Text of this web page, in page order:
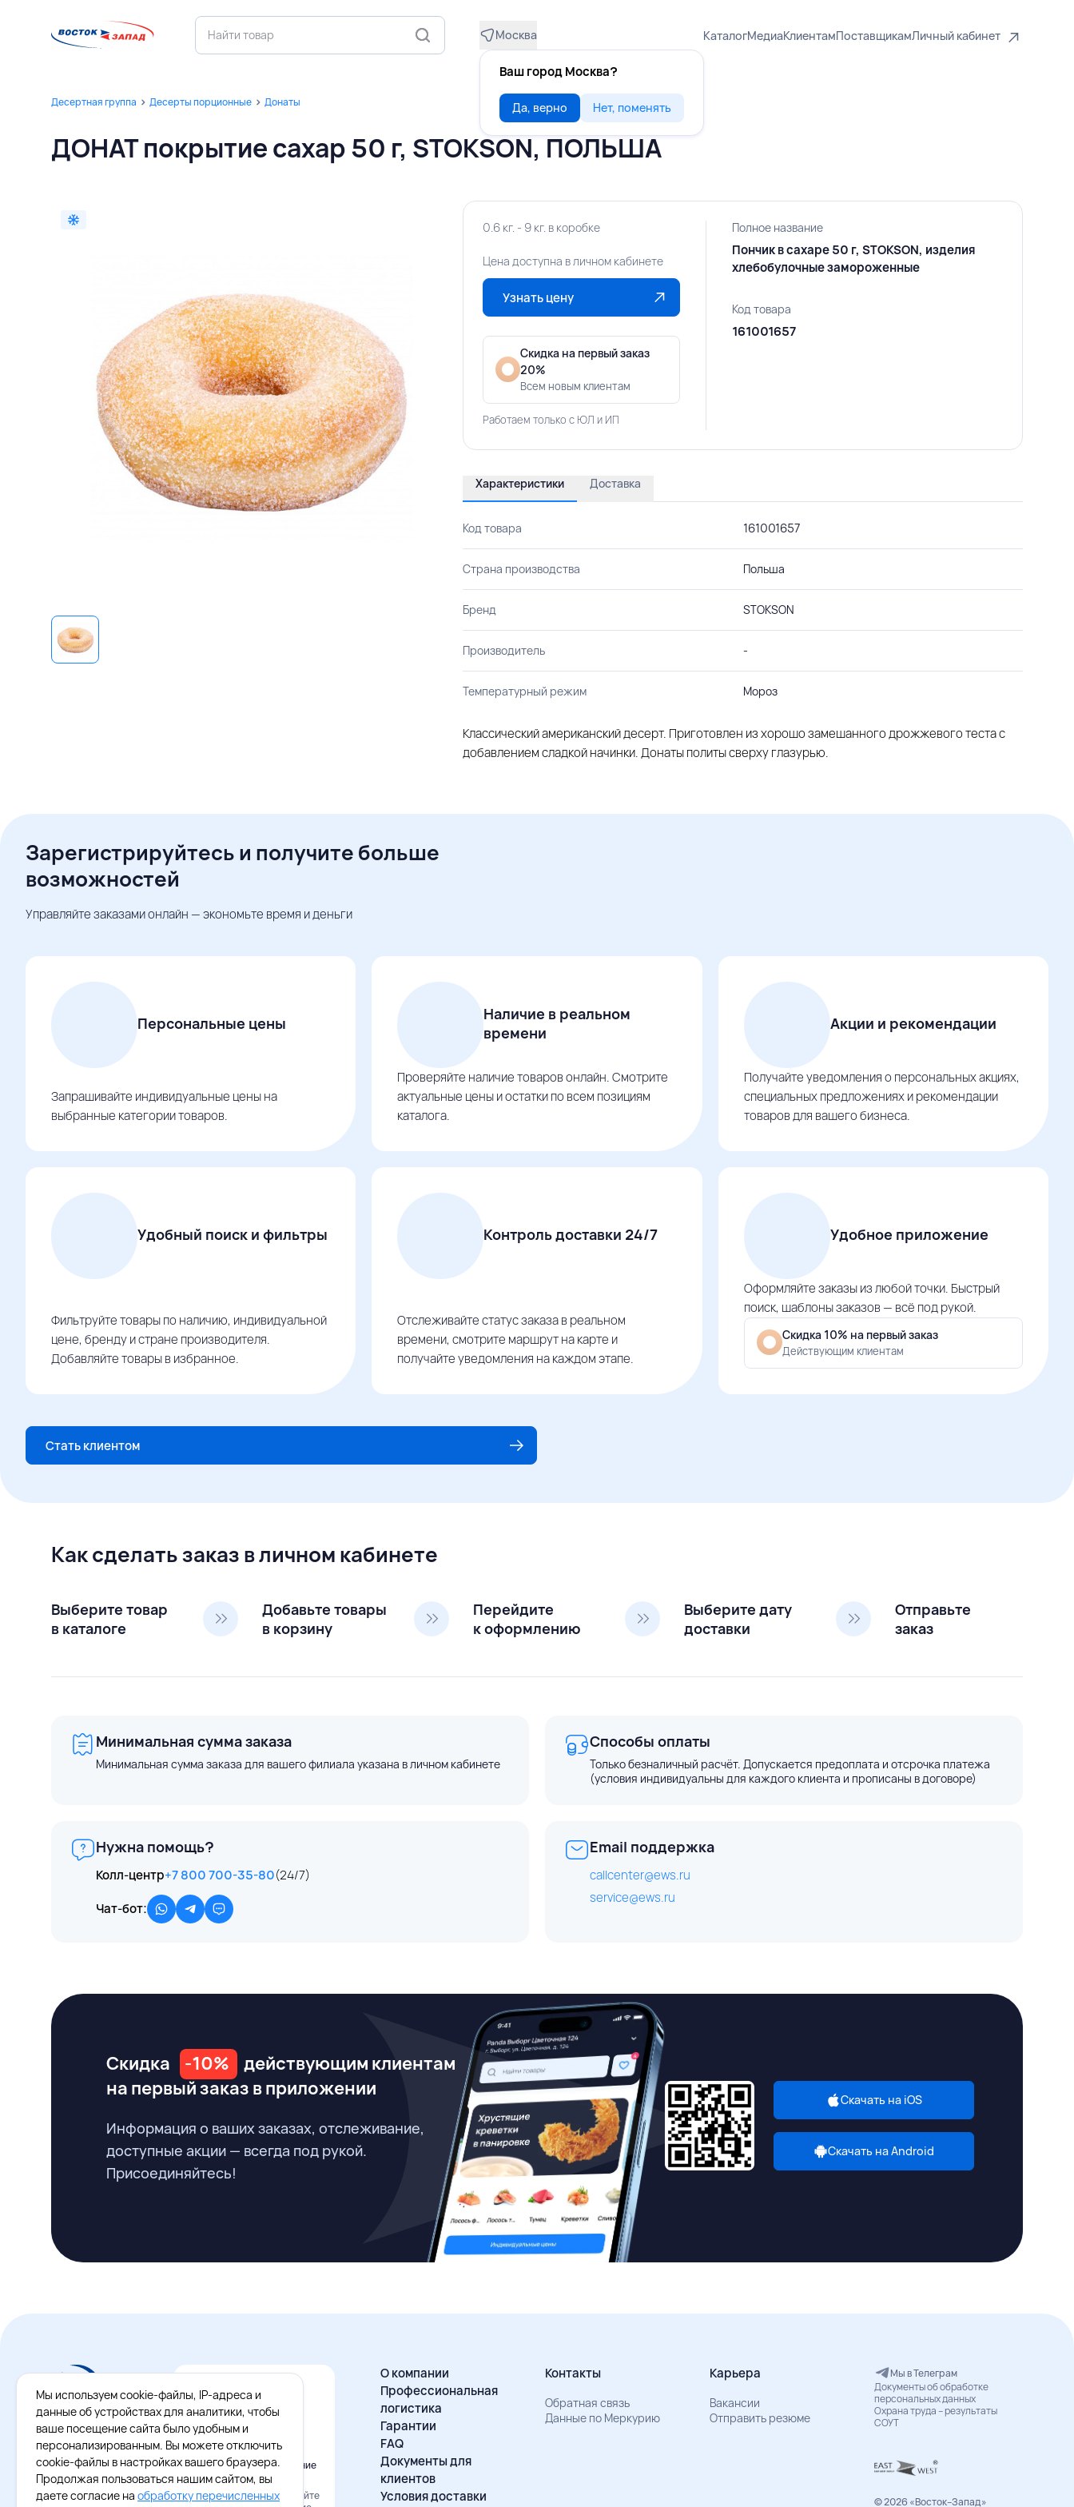
Москва
Ваш город Москва?
Да, верно Нет, поменять
КаталогМедиаКлиентамПоставщикамЛичный кабинет
Десертная группа Десерты порционные Донаты
ДОНАТ покрытие сахар 50 г, STOKSON, ПОЛЬША
0.6 кг. - 9 кг. в коробке
Цена доступна в личном кабинете
Узнать цену
Скидка на первый заказ
20%
Всем новым клиентам
Работаем только с ЮЛ и ИП
Полное название
Пончик в сахаре 50 г, STOKSON, изделия
хлебобулочные замороженные
Код товара
161001657
Характеристики Доставка
Код товара 161001657
Страна производства Польша
Бренд STOKSON
Производитель -
Температурный режим Мороз
Классический американский десерт. Приготовлен из хорошо замешанного дрожжевого теста с
добавлением сладкой начинки. Донаты политы сверху глазурью.
Зарегистрируйтесь и получите больше
возможностей
Управляйте заказами онлайн — экономьте время и деньги
Персональные цены
Запрашивайте индивидуальные цены на
выбранные категории товаров.
Наличие в реальном
времени
Проверяйте наличие товаров онлайн. Смотрите
актуальные цены и остатки по всем позициям
каталога.
Акции и рекомендации
Получайте уведомления о персональных акциях,
специальных предложениях и рекомендации
товаров для вашего бизнеса.
Удобный поиск и фильтры
Фильтруйте товары по наличию, индивидуальной
цене, бренду и стране производителя.
Добавляйте товары в избранное.
Контроль доставки 24/7
Отслеживайте статус заказа в реальном
времени, смотрите маршрут на карте и
получайте уведомления на каждом этапе.
Удобное приложение
Оформляйте заказы из любой точки. Быстрый
поиск, шаблоны заказов — всё под рукой.
Скидка 10% на первый заказ
Действующим клиентам
Стать клиентом
Как сделать заказ в личном кабинете
Выберите товар
в каталоге
Добавьте товары
в корзину
Перейдите
к оформлению
Выберите дату
доставки
Отправьте
заказ
Минимальная сумма заказа
Минимальная сумма заказа для вашего филиала указана в личном кабинете
Способы оплаты
Только безналичный расчёт. Допускается предоплата и отсрочка платежа
(условия индивидуальны для каждого клиента и прописаны в договоре)
Нужна помощь?
Колл-центр+7 800 700-35-80(24/7)
Чат-бот:
Email поддержка
callcenter@ews.ru
service@ews.ru
Скидка -10%
действующим клиентам
на первый заказ в приложении
Информация о ваших заказах, отслеживание,
доступные акции — всегда под рукой.
Присоединяйтесь!
Скачать на iOS
Скачать на Android
Официальное приложение
Восток - Запад
Наведите камеру и скачайте
О компании
Профессиональная
логистика
Гарантии
FAQ
Документы для
клиентов
Условия доставки
Контакты
Обратная связь
Данные по Меркурию
Карьера
Вакансии
Отправить резюме
Мы в Телеграм
Документы об обработке
персональных данных
Охрана труда – результаты
СОУТ
© 2026 «Восток–Запад»
Мы используем cookie-файлы, IP-адреса и
данные об устройствах для аналитики, чтобы
ваше посещение сайта было удобным и
персонализированным. Вы можете отключить
cookie-файлы в настройках вашего браузера.
Продолжая пользоваться нашим сайтом, вы
даете согласие на обработку перечисленных